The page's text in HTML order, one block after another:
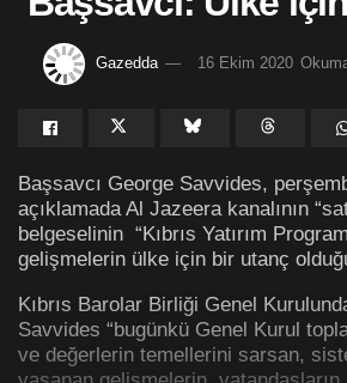
Gazedda 16 Ekim 2020
Başsavcı George Savvides,
açıklamada Al Jazeera kanalının
belgeselinin “Kıbrıs Yatırım
gelişmelerin ülke için bir utanç
Kıbrıs Barolar Birliği Genel
Savvides “bugünkü Genel Kurul
ve değerlerin temellerini sarsan,